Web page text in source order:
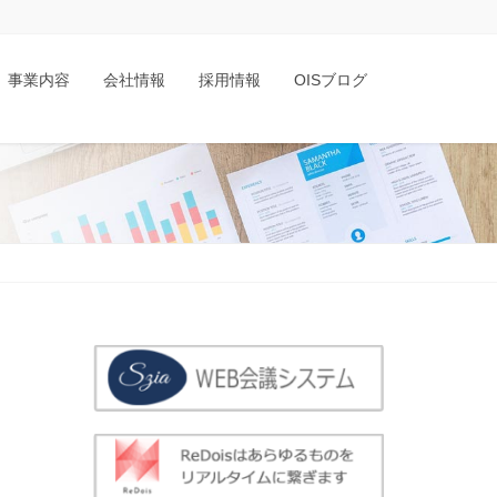
事業内容 会社情報 採用情報 OISブログ